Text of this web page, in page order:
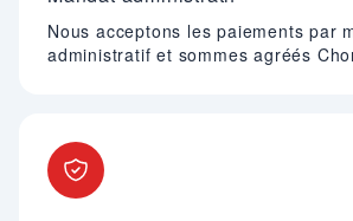
Nous acceptons les paiements par
administratif et sommes agréés